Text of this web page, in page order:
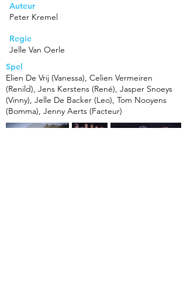
Auteur
Peter Kremel
Regie
Jelle Van Oerle
Spel
Elien De Vrij (Vanessa), Celien Vermeiren
(Renild), Jens Kerstens (René), Jasper Snoeys
(Vinny), Jelle De Backer (Leo), Tom Nooyens
(Bomma), Jenny Aerts (Facteur)